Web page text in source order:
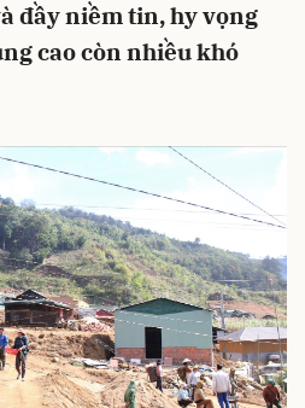
đầy niềm tin, hy vọng
cao còn nhiều khó